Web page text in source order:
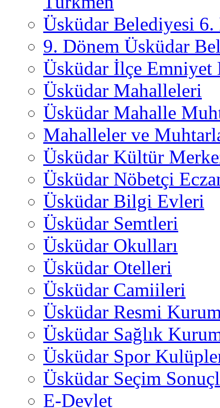
Üsküdar Belediyesi 6.
9. Dönem Üsküdar
Üsküdar İlçe
Üsküdar Mahalleleri
Üsküdar Mahalle
Mahalleler ve
Üsküdar Kültür
Üsküdar Nöbetçi
Üsküdar Bilgi Evleri
Üsküdar Semtleri
Üsküdar Okulları
Üsküdar Otelleri
Üsküdar Camiileri
Üsküdar Resmi
Üsküdar Sağlık
Üsküdar Spor
Üsküdar Seçim
E-Devlet